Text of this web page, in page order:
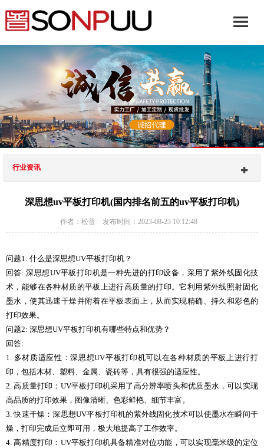
行业资讯
深思想uv平板打印机(国内排名前五的uv平板打印机)
作者：松普 发布时间：2023-08-23 10:12:48
问题1: 什么是深思想UV平板打印机？
回答: 深思想UV平板打印机是一种先进的打印设备，采用了紫外线固化技
术，能够在各种材质的平板上进行高质量的打印。它利用紫外线照射固化
墨水，使其迅速干燥并附着在平板表面上，从而实现精确、持久和彩色的
打印效果。
问题2: 深思想UV平板打印机有哪些特点和优势？
回答:
1. 多材质适应性：深思想UV平板打印机可以在各种材质的平板上进行打
印，包括木材、塑料、金属、瓷砖等，具有很强的适应性。
2. 高质量打印：UV平板打印机采用了高分辨率喷头和优质墨水，可以实现
高品质的打印效果，图像清晰、色彩鲜艳、细节丰富。
3. 快速干燥：深思想UV平板打印机的紫外线固化技术可以使墨水在瞬间干
燥，打印完成后立即可用，极大地提高了工作效率。
4. 高精度打印：UV平板打印机具备精准对位功能，可以实现毫米级的定位